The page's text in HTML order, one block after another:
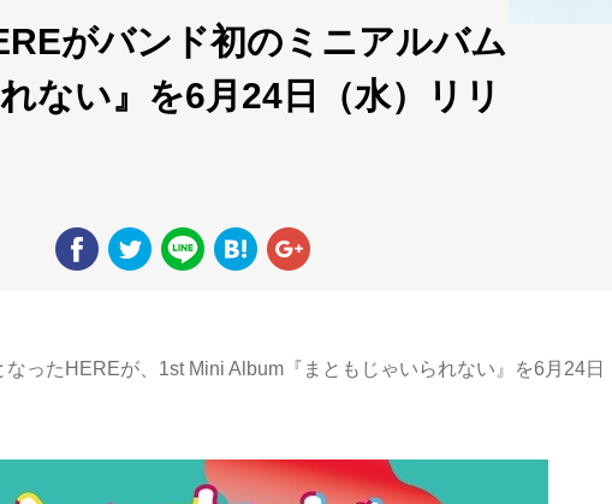
がバンド初のミニアルバム
ない』を6月24日（水）リリ
ったHEREが、1st Mini Album『まともじゃいられない』を6月24日